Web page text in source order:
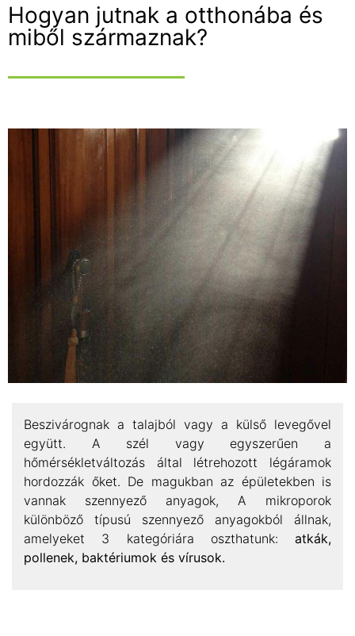
Hogyan jutnak a otthonába és
miből származnak?
Beszivárognak a talajból vagy a külső levegővel
együtt. A szél vagy egyszerűen a
hőmérsékletváltozás által létrehozott légáramok
hordozzák őket. De magukban az épületekben is
vannak szennyező anyagok, A mikroporok
különböző típusú szennyező anyagokból állnak,
amelyeket 3 kategóriára oszthatunk: atkák,
pollenek, baktériumok és vírusok.